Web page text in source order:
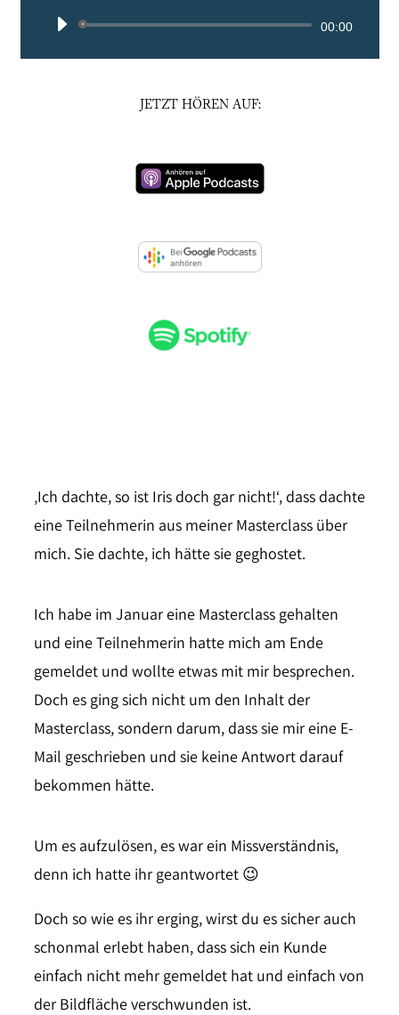
Audio-
00:00
JETZT HÖREN AUF:
‚Ich dachte, so ist Iris doch gar nicht!‘, dass dachte
eine Teilnehmerin aus meiner Masterclass über
mich. Sie dachte, ich hätte sie geghostet.
Ich habe im Januar eine Masterclass gehalten
und eine Teilnehmerin hatte mich am Ende
gemeldet und wollte etwas mit mir besprechen.
Doch es ging sich nicht um den Inhalt der
Masterclass, sondern darum, dass sie mir eine E-
Mail geschrieben und sie keine Antwort darauf
bekommen hätte.
Um es aufzulösen, es war ein Missverständnis,
denn ich hatte ihr geantwortet 😉
Doch so wie es ihr erging, wirst du es sicher auch
schonmal erlebt haben, dass sich ein Kunde
einfach nicht mehr gemeldet hat und einfach von
der Bildfläche verschwunden ist.